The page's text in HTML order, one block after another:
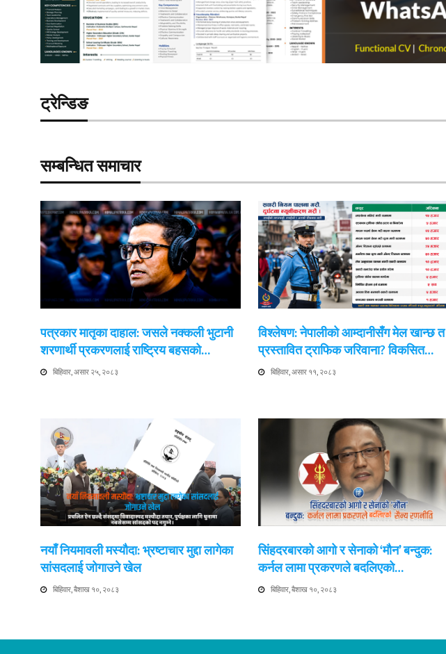
ट्रेन्डिङ
सम्बन्धित समाचार
पत्रकार मातृका दाहाल: जसले नक्कली भुटानी
शरणार्थी प्रकरणलाई राष्ट्रिय बहसको…
बिहिवार, असार २५, २०८३
विश्लेषण: नेपालीको आम्दानीसँग मेल खान्छ त
प्रस्तावित ट्राफिक जरिवाना? विकसित…
बिहिवार, असार ११, २०८३
नयाँ नियमावली मस्यौदा: भ्रष्टाचार मुद्दा लागेका
सांसदलाई जोगाउने खेल
बिहिवार, बैशाख १०, २०८३
सिंहदरबारको आगो र सेनाको ‘मौन’ बन्दुक:
कर्नल लामा प्रकरणले बदलिएको…
बिहिवार, बैशाख १०, २०८३